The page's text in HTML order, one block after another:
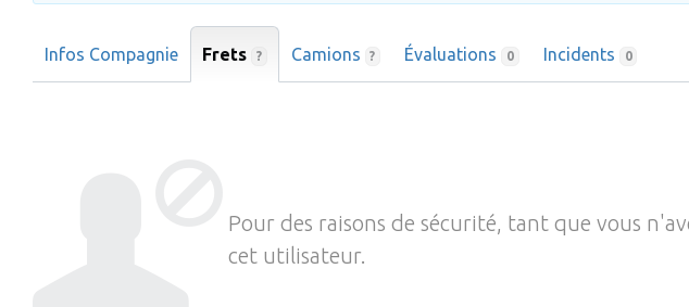
Infos Compagnie Frets ? Camions ? Évaluations 0 Incidents 0
Pour des raisons de sécurité, tant que vous
cet utilisateur.